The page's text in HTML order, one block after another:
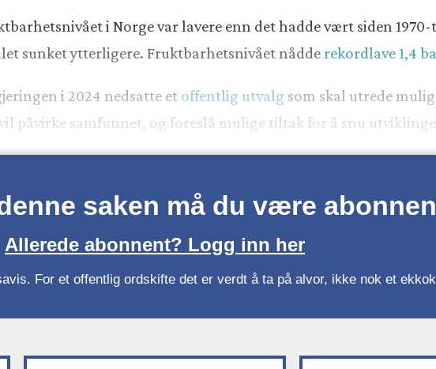
i Norge var lavere enn det hadde vært siden 1970-
sunket ytterligere. Fruktbarhetsnivået nådde rekordlave 1,4
i 2024 nedsatte et offentlig utvalg som skal utrede
påvirke samfunnet, og foreslå mulige tiltak for å snu
saken må du være
Allerede abonnent? Logg inn her
For et offentlig ordskifte det er verdt å ta på alvor, ikke nok et